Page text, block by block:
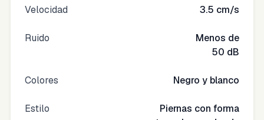
Velocidad 3.5 cm/s
Ruido
Menos de
50 dB
Colores Negro y blanco
Estilo
Piernas con forma